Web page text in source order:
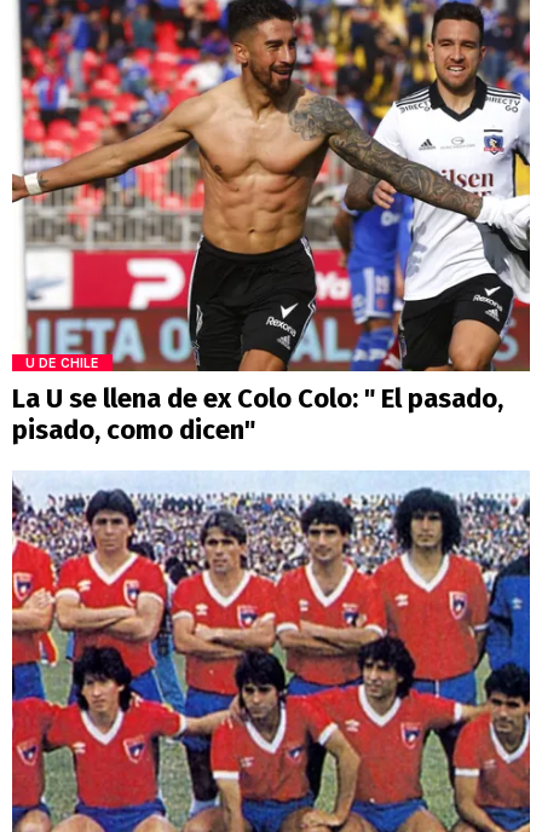
U DE CHILE
La U se llena de ex Colo Colo: " El pasado,
pisado, como dicen"